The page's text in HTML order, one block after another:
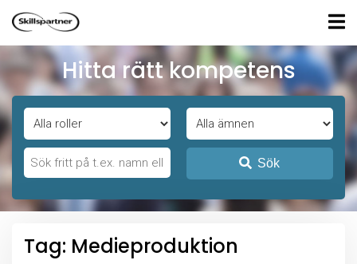
Hitta rätt kompetens
Sök
Tag: Medieproduktion